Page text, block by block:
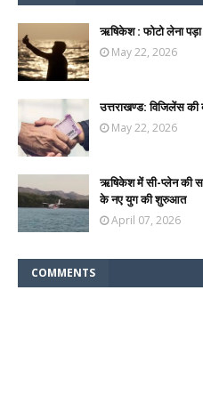
ऋषिकेश : फोटो लेना पड़ा
May 22, 2026
उत्तराखण्ड: विजिलेंस की
May 22, 2026
ऋषिकेश में सी-प्लेन की
के नए युग की शुरुआत
April 07, 2026
COMMENTS